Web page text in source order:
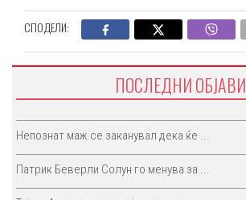
СПОДЕЛИ:
ПОСЛЕДНИ ОБЈАВИ
Непознат маж се заканувал дека ќе ...
Патрик Беверли Солун го менува за ...